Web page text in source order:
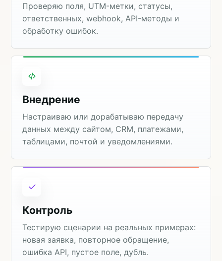
Проверяю поля, UTM-метки, статусы,
ответственных, webhook, API-методы и
обработку ошибок.
Внедрение
Настраиваю или дорабатываю передачу
данных между сайтом, CRM, платежами,
таблицами, почтой и уведомлениями.
Контроль
Тестирую сценарии на реальных примерах:
новая заявка, повторное обращение,
ошибка API, пустое поле, дубль.